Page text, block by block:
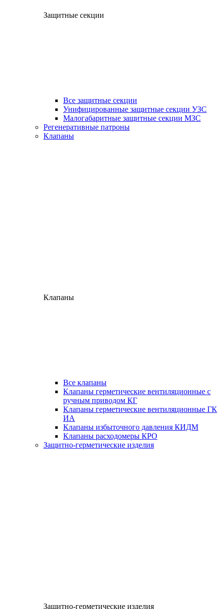
Защитные секции
Все защитные секции
Унифицированные защитные секции УЗС
Малогабаритные защитные секции МЗС
Регенеративные патроны
Клапаны
Клапаны
Все клапаны
Клапаны герметические вентиляционные с
ручным приводом КГ
Клапаны герметические вентиляционные ГК
ИА
Клапаны избыточного давления КИДМ
Клапаны расходомеры КРО
Защитно-герметические изделия
Защитно-герметические изделия